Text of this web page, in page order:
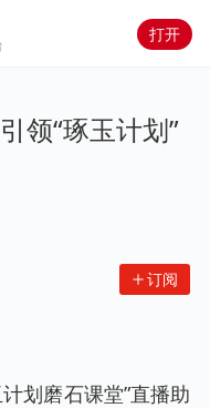
打开
领“琢玉计划”
订阅
划磨石课堂”直播助